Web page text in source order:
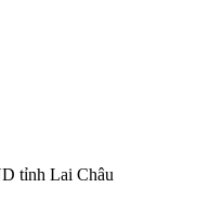
tỉnh Lai Châu